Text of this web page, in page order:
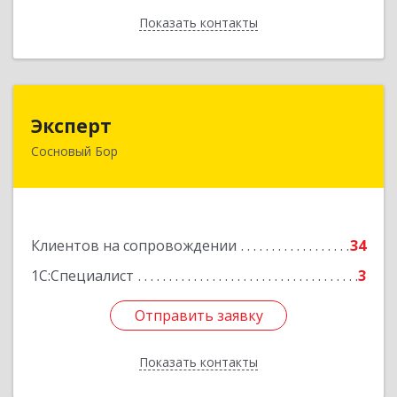
Показать контакты
Назад
Эксперт
Сосновый Бор
Клиентов на сопровождении
34
1С:Специалист
3
Отправить заявку
Показать контакты
188544, Ленинградская обл, Сосновый Бор г, 50
Отправить заявку
Назад